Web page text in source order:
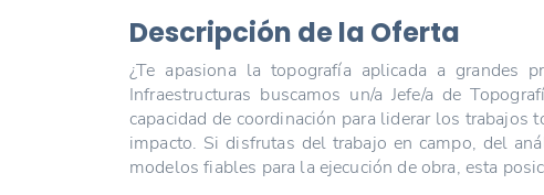
Descripción de la Oferta
¿Te apasiona la topografía aplicada a grandes
Infraestructuras buscamos un/a Jefe/a de
capacidad de coordinación para liderar los trabajos
impacto. Si disfrutas del trabajo en campo, del
modelos fiables para la ejecución de obra, esta